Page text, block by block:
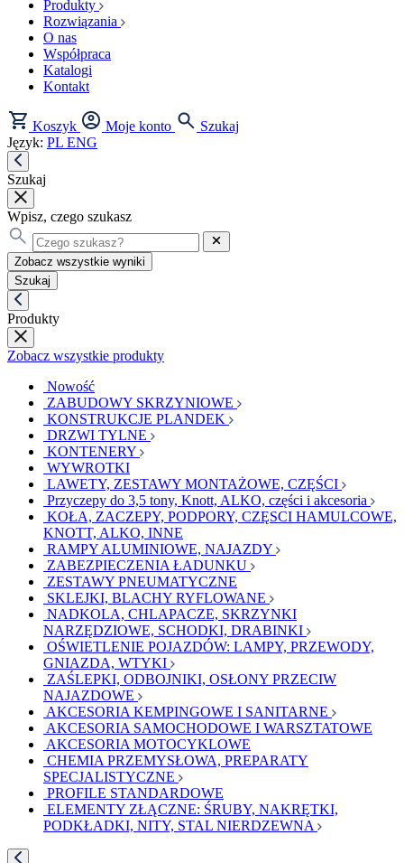
Produkty
Rozwiązania
O nas
Współpraca
Katalogi
Kontakt
Koszyk Moje konto
Szukaj
Język: PL ENG
Szukaj
Wpisz, czego szukasz
Zobacz wszystkie wyniki
Szukaj
Produkty
Zobacz wszystkie produkty
Nowość
ZABUDOWY SKRZYNIOWE
KONSTRUKCJE PLANDEK
DRZWI TYLNE
KONTENERY
WYWROTKI
LAWETY, ZESTAWY MONTAŻOWE, CZĘŚCI
Przyczepy do 3,5 tony, Knott, ALKO, części i akcesoria
KOŁA, ZACZEPY, PODPORY, CZĘSCI HAMULCOWE,
KNOTT, ALKO, INNE
RAMPY ALUMINIOWE, NAJAZDY
ZABEZPIECZENIA ŁADUNKU
ZESTAWY PNEUMATYCZNE
SKLEJKI, BLACHY RYFLOWANE
NADKOLA, CHLAPACZE, SKRZYNKI
NARZĘDZIOWE, SCHODKI, DRABINKI
OŚWIETLENIE POJAZDÓW: LAMPY, PRZEWODY,
GNIAZDA, WTYKI
ZAŚLEPKI, ODBOJNIKI, OSŁONY PRZECIW
NAJAZDOWE
AKCESORIA KEMPINGOWE I SANITARNE
AKCESORIA SAMOCHODOWE I WARSZTATOWE
AKCESORIA MOTOCYKLOWE
CHEMIA PRZEMYSŁOWA, PREPARATY
SPECJALISTYCZNE
PROFILE STANDARDOWE
ELEMENTY ZŁĄCZNE: ŚRUBY, NAKRĘTKI,
PODKŁADKI, NITY, STAL NIERDZEWNA